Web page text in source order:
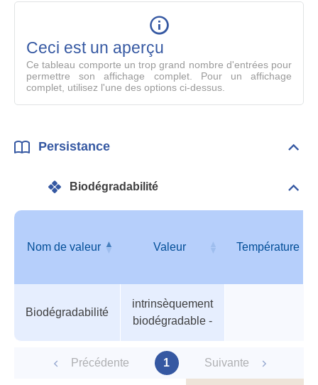
Ceci est un aperçu
Ce tableau comporte un trop grand nombre d'entrées pour
permettre son affichage complet. Pour un affichage
complet, utilisez l'une des options ci-dessus.
Persistance
Biodégradabilité
des
Nom de valeur Valeur Température
Biodégradabilité
intrinsèquement
biodégradable -
Précédente 1 Suivante